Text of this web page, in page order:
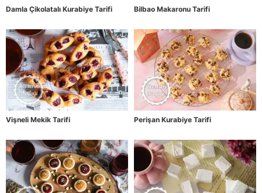
Damla Çikolatalı Kurabiye Tarifi Bilbao Makaronu Tarifi
Vişneli Mekik Tarifi Perişan Kurabiye Tarifi